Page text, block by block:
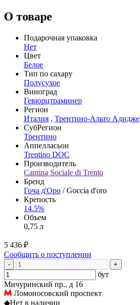
О товаре
Подарочная упаковка
Нет
Цвет
Белое
Тип по сахару
Полусухое
Виноград
Гевюрцтраминер
Регион
Италия , Трентино-Альто Адидже
СубРегион
Трентино
Аппелласьон
Trentino DOC
Производитель
Cantina Sociale di Trento
Бренд
Гоча д'Оро / Goccia d'oro
Крепость
14.5%
Объем
0,75 л
5 436 ₽
Сообщить о поступлении
- +
бут
Мичуринский пр., д 16
Ломоносовский проспект
◆Нет в наличии